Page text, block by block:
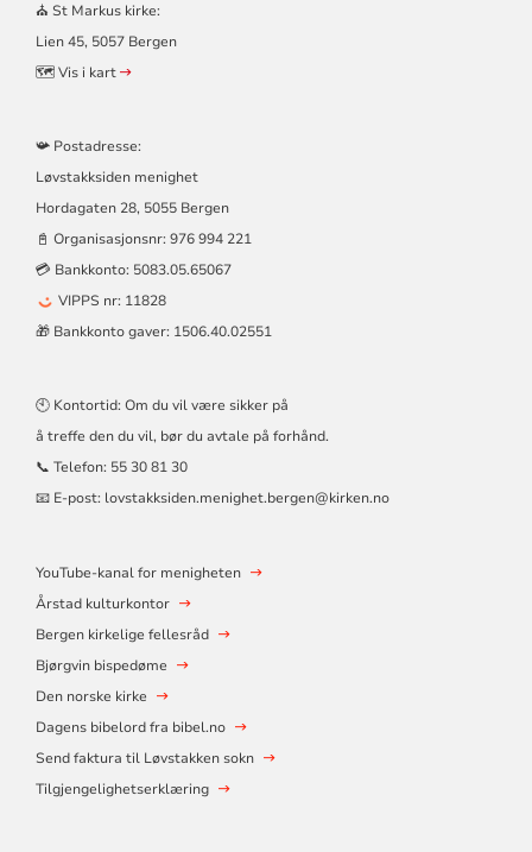
⛪ St Markus kirke:
Lien 45, 5057 Bergen
🗺️ Vis i kart
📯 Postadresse:
Løvstakksiden menighet
Hordagaten 28, 5055 Bergen
📓 Organisasjonsnr: 976 994 221
💳 Bankkonto: 5083.05.65067
VIPPS nr: 11828
🎁 Bankkonto gaver: 1506.40.02551
🕙 Kontortid: Om du vil være sikker på
å treffe den du vil, bør du avtale på forhånd.
📞 Telefon: 55 30 81 30
📧 E-post: lovstakksiden.menighet.bergen@kirken.no
YouTube-kanal for menigheten
Årstad kulturkontor
Bergen kirkelige fellesråd
Bjørgvin bispedøme
Den norske kirke
Dagens bibelord fra bibel.no
Send faktura til Løvstakken sokn
Tilgjengelighetserklæring